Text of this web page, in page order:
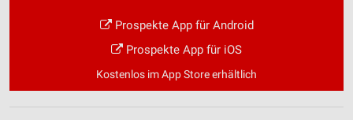
Prospekte App für Android
Prospekte App für iOS
Kostenlos im App Store erhältlich